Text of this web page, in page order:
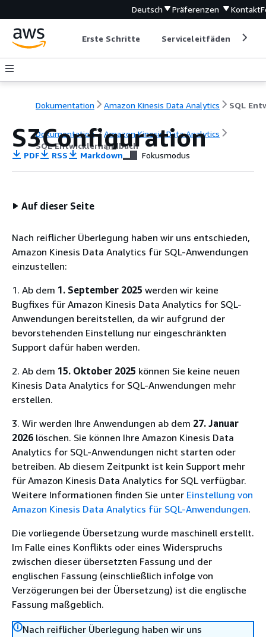
Deutsch Präferenzen Kontakt
Erste Schritte Serviceleitfäden
Dokumentation Amazon Kinesis Data Analytics
Dokumentation
Amazon Kinesis Data Analytics
SQL Entwicklerhandbuch
S3Configuration
PDF RSS Markdown Fokusmodus
Auf dieser Seite
Nach reiflicher Überlegung haben wir uns entschieden,
Amazon Kinesis Data Analytics für SQL-Anwendungen
einzustellen:
1. Ab dem 1. September 2025 werden wir keine
Bugfixes für Amazon Kinesis Data Analytics for SQL-
Anwendungen bereitstellen, da wir aufgrund der
bevorstehenden Einstellung nur eingeschränkten
Support dafür haben werden.
2. Ab dem 15. Oktober 2025 können Sie keine neuen
Kinesis Data Analytics for SQL-Anwendungen mehr
erstellen.
3. Wir werden Ihre Anwendungen ab dem 27. Januar
2026 löschen. Sie können Ihre Amazon Kinesis Data
Analytics for SQL-Anwendungen nicht starten oder
betreiben. Ab diesem Zeitpunkt ist kein Support mehr
für Amazon Kinesis Data Analytics for SQL verfügbar.
Weitere Informationen finden Sie unter Einstellung von
Amazon Kinesis Data Analytics für SQL-Anwendungen.
Die vorliegende Übersetzung wurde maschinell erstellt.
Im Falle eines Konflikts oder eines Widerspruchs
zwischen dieser übersetzten Fassung und der
englischen Fassung (einschließlich infolge von
Verzögerungen bei der Übersetzung) ist die englische
Fassung maßgeblich.
Nach reiflicher Überlegung haben wir uns